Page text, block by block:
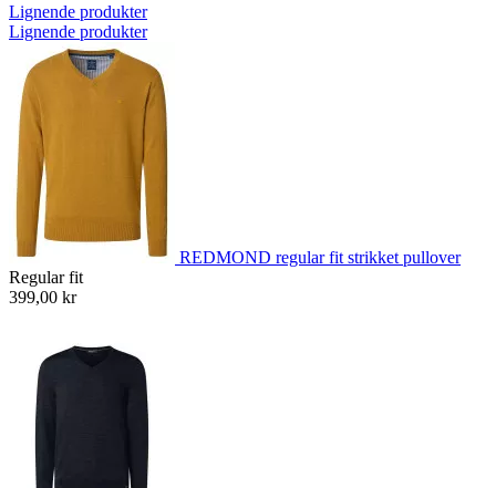
Lignende produkter
Lignende produkter
REDMOND regular fit strikket pullover
Regular fit
399,00 kr